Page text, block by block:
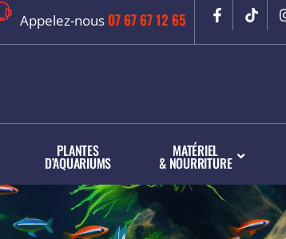
Appelez-nous 07 67 67 12 65
PLANTES
D’AQUARIUMS
MATÉRIEL
& NOURRITURE